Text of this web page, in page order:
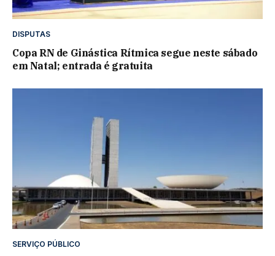
DISPUTAS
Copa RN de Ginástica Rítmica segue neste sábado
em Natal; entrada é gratuita
SERVIÇO PÚBLICO